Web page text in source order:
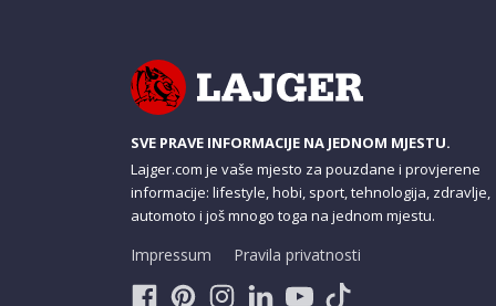
SVE PRAVE INFORMACIJE NA JEDNOM MJESTU.
Lajger.com je vaše mjesto za pouzdane i provjerene
informacije: lifestyle, hobi, sport, tehnologija, zdravlje,
automoto i još mnogo toga na jednom mjestu.
Impressum Pravila privatnosti